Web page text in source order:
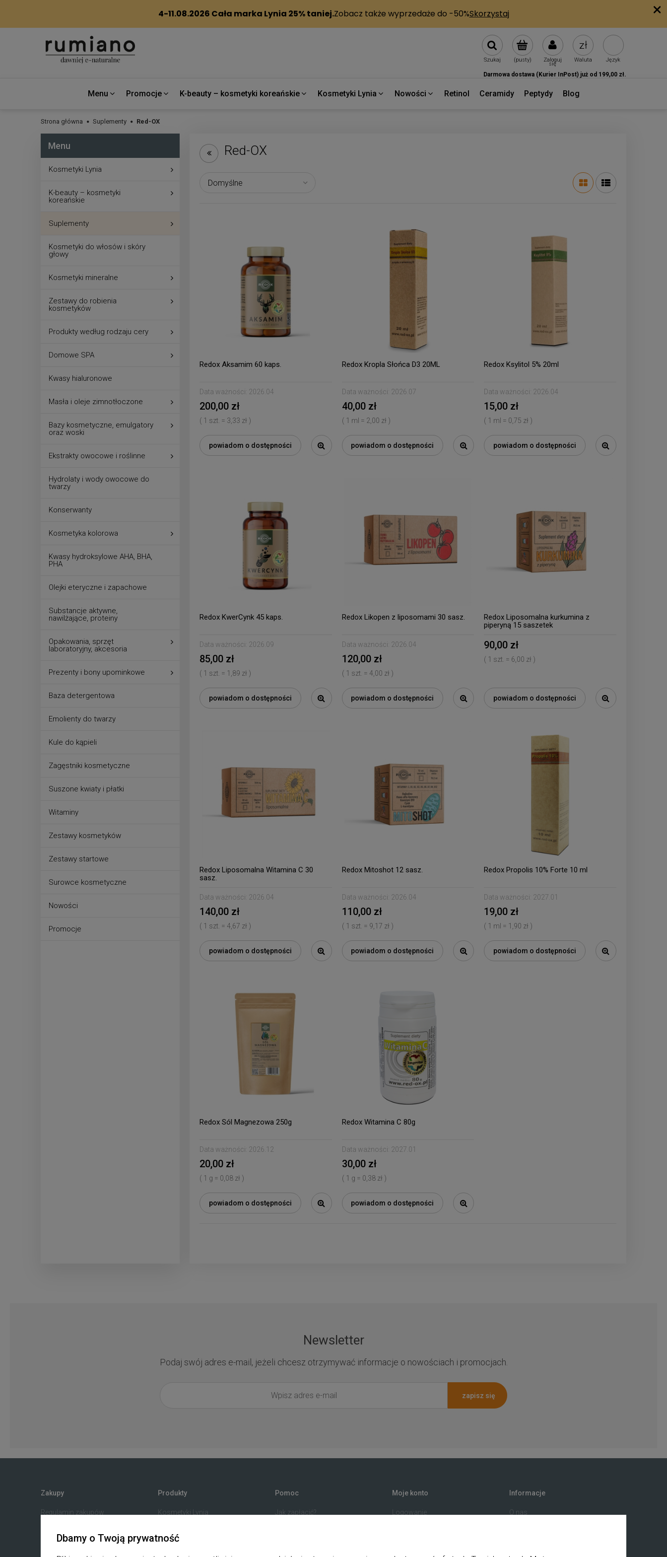
(pusty) Zaloguj
się
Szukaj Waluta Język
Darmowa dostawa (Kurier InPost) już od 199,00 zł.
Menu Promocje K-beauty – kosmetyki koreańskie Kosmetyki Lynia Nowości Retinol Ceramidy Peptydy Blog
Strona główna Suplementy Red-OX
Menu
Kosmetyki Lynia
K-beauty – kosmetyki
koreańskie
Suplementy
Kosmetyki do włosów i skóry
głowy
Kosmetyki mineralne
Zestawy do robienia
kosmetyków
Produkty według rodzaju cery
Domowe SPA
Kwasy hialuronowe
Masła i oleje zimnotłoczone
Bazy kosmetyczne, emulgatory
oraz woski
Ekstrakty owocowe i roślinne
Hydrolaty i wody owocowe do
twarzy
Konserwanty
Kosmetyka kolorowa
Kwasy hydroksylowe AHA, BHA,
PHA
Olejki eteryczne i zapachowe
Substancje aktywne,
nawilżające, proteiny
Opakowania, sprzęt
laboratoryjny, akcesoria
Prezenty i bony upominkowe
Baza detergentowa
Emolienty do twarzy
Kule do kąpieli
Zagęstniki kosmetyczne
Suszone kwiaty i płatki
Witaminy
Zestawy kosmetyków
Zestawy startowe
Surowce kosmetyczne
Nowości
Promocje
Red-OX
Redox Aksamim 60 kaps.
Data ważności: 2026.04
200,00 zł
( 1 szt. = 3,33 zł )
powiadom o dostępności
Redox Kropla Słońca D3 20ML
Data ważności: 2026.07
40,00 zł
( 1 ml = 2,00 zł )
powiadom o dostępności
Redox Ksylitol 5% 20ml
Data ważności: 2026.04
15,00 zł
( 1 ml = 0,75 zł )
powiadom o dostępności
Redox KwerCynk 45 kaps.
Data ważności: 2026.09
85,00 zł
( 1 szt. = 1,89 zł )
powiadom o dostępności
Redox Likopen z liposomami 30 sasz.
Data ważności: 2026.04
120,00 zł
( 1 szt. = 4,00 zł )
powiadom o dostępności
Redox Liposomalna kurkumina z
piperyną 15 saszetek
90,00 zł
( 1 szt. = 6,00 zł )
powiadom o dostępności
Redox Liposomalna Witamina C 30
sasz.
Data ważności: 2026.04
140,00 zł
( 1 szt. = 4,67 zł )
powiadom o dostępności
Redox Mitoshot 12 sasz.
Data ważności: 2026.04
110,00 zł
( 1 szt. = 9,17 zł )
powiadom o dostępności
Redox Propolis 10% Forte 10 ml
Data ważności: 2027.01
19,00 zł
( 1 ml = 1,90 zł )
powiadom o dostępności
Redox Sól Magnezowa 250g
Data ważności: 2026.12
20,00 zł
( 1 g = 0,08 zł )
powiadom o dostępności
Redox Witamina C 80g
Data ważności: 2027.01
30,00 zł
( 1 g = 0,38 zł )
powiadom o dostępności
Newsletter
Podaj swój adres e-mail, jeżeli chcesz otrzymywać informacje o nowościach i promocjach.
zapisz się
Zakupy
Regulamin zakupów
Produkty
Kosmetyki Lynia
Pielęgnacja koreańska
Pomoc
Jak zapłacić?
Moje konto
Logowanie
Informacje
O nas
Dbamy o Twoją prywatność